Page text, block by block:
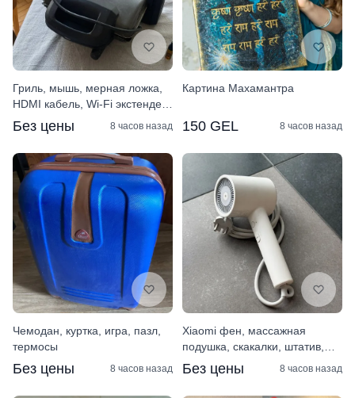
Гриль, мышь, мерная ложка,
HDMI кабель, Wi‑Fi экстендер,
машинка для стрижки
Без цены 8 часов назад
Картина Махамантра
150 GEL 8 часов назад
Чемодан, куртка, игра, пазл,
термосы
Без цены 8 часов назад
Xiaomi фен, массажная
подушка, скакалки, штатив,
Joking Hazard
Без цены 8 часов назад